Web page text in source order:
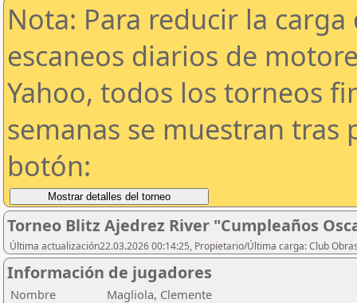
Nota: Para reducir la
escaneos diarios de
Yahoo, todos los torneos
semanas se muestran tras
botón:
Torneo Blitz Ajedrez River "Cumpleaños
Última actualización22.03.2026 00:14:25, Propietario/Última carga: Club
Información de jugadores
Nombre
Magliola, Clemente